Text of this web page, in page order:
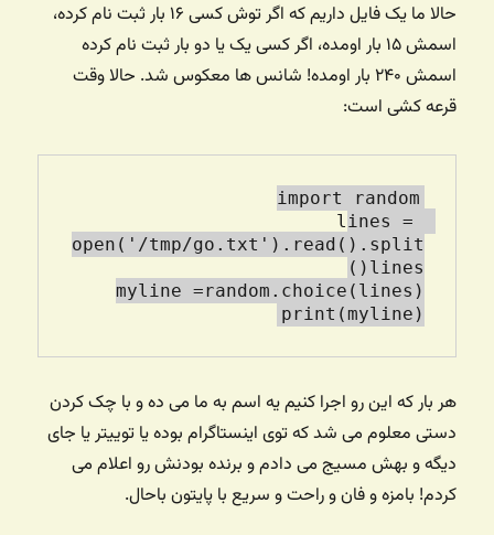
حالا ما یک فایل داریم که اگر توش کسی ۱۶ بار ثبت نام کرده،
اسمش ۱۵ بار اومده، اگر کسی یک یا دو بار ثبت نام کرده
اسمش ۲۴۰ بار اومده! شانس ها معکوس شد. حالا وقت
قرعه کشی است:
lines =
open('/tmp/go.txt').read().split
print(myline)
هر بار که این رو اجرا کنیم یه اسم به ما می ده و با چک کردن
دستی معلوم می شد که توی اینستاگرام بوده یا توییتر یا جای
دیگه و بهش مسیج می دادم و برنده بودنش رو اعلام می
کردم! بامزه و فان و راحت و سریع با پایتون باحال.